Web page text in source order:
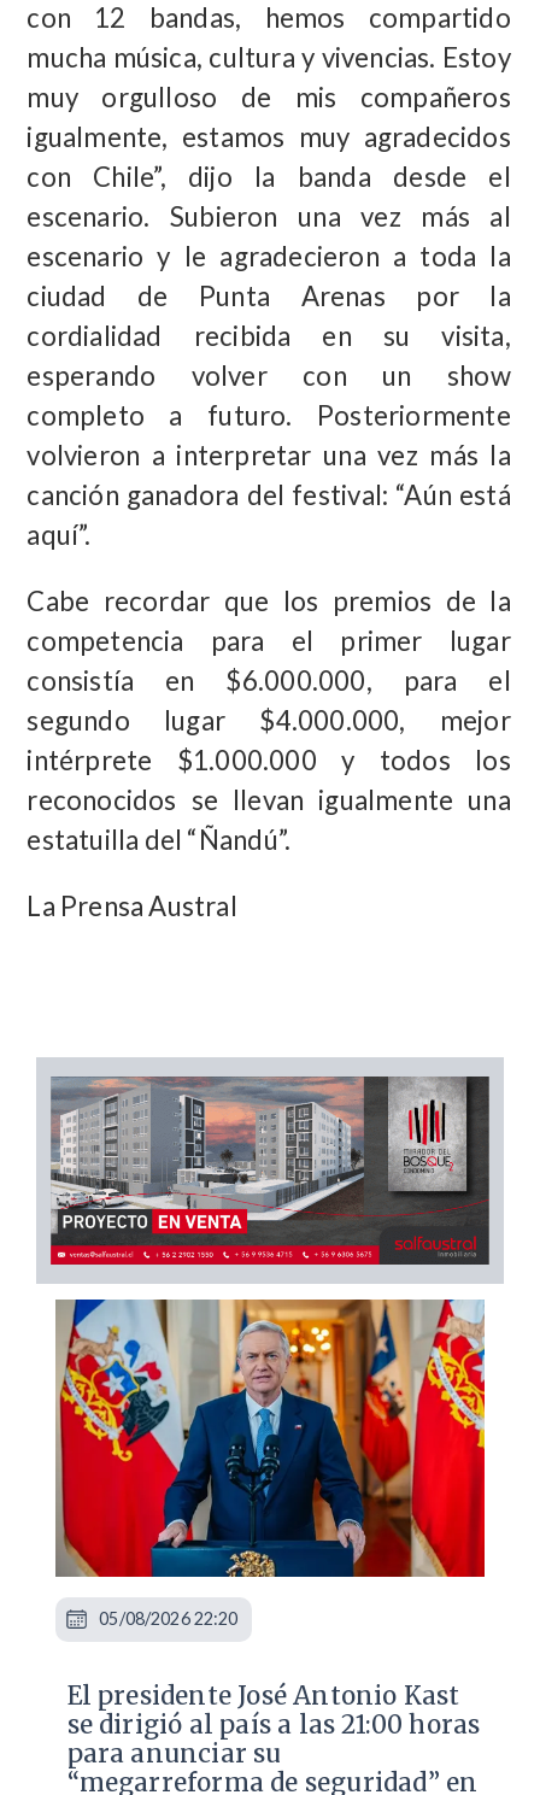
con 12 bandas, hemos compartido
mucha música, cultura y vivencias. Estoy
muy orgulloso de mis compañeros
igualmente, estamos muy agradecidos
con Chile”, dijo la banda desde el
escenario. Subieron una vez más al
escenario y le agradecieron a toda la
ciudad de Punta Arenas por la
cordialidad recibida en su visita,
esperando volver con un show
completo a futuro. Posteriormente
volvieron a interpretar una vez más la
canción ganadora del festival: “Aún está
aquí”.
Cabe recordar que los premios de la
competencia para el primer lugar
consistía en $6.000.000, para el
segundo lugar $4.000.000, mejor
intérprete $1.000.000 y todos los
reconocidos se llevan igualmente una
estatuilla del “Ñandú”.
La Prensa Austral
El presidente José Antonio Kast
se dirigió al país a las 21:00 horas
para anunciar su
“megarreforma de seguridad” en
05/08/2026 22:20